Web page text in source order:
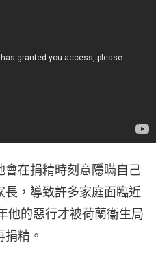
在捐精時刻意隱瞞自己
，導致許多家庭面臨近
他的惡行才被荷蘭衞生局
精。